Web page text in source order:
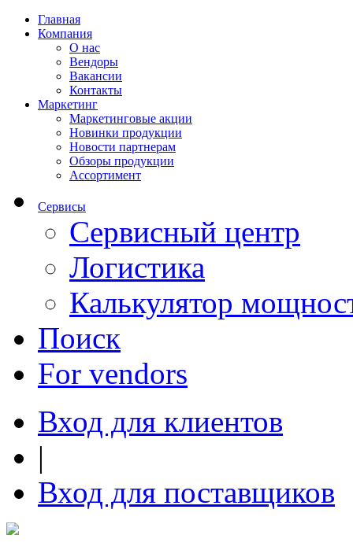
Главная
Компания
О нас
Вендоры
Вакансии
Контакты
Маркетинг
Маркетинговые акции
Новинки продукции
Новости партнерам
Обзоры продукции
Ассортимент
Сервисы
Сервисный центр
Логистика
Калькулятор
Поиск
For vendors
Вход для клиентов
|
Вход для поставщиков